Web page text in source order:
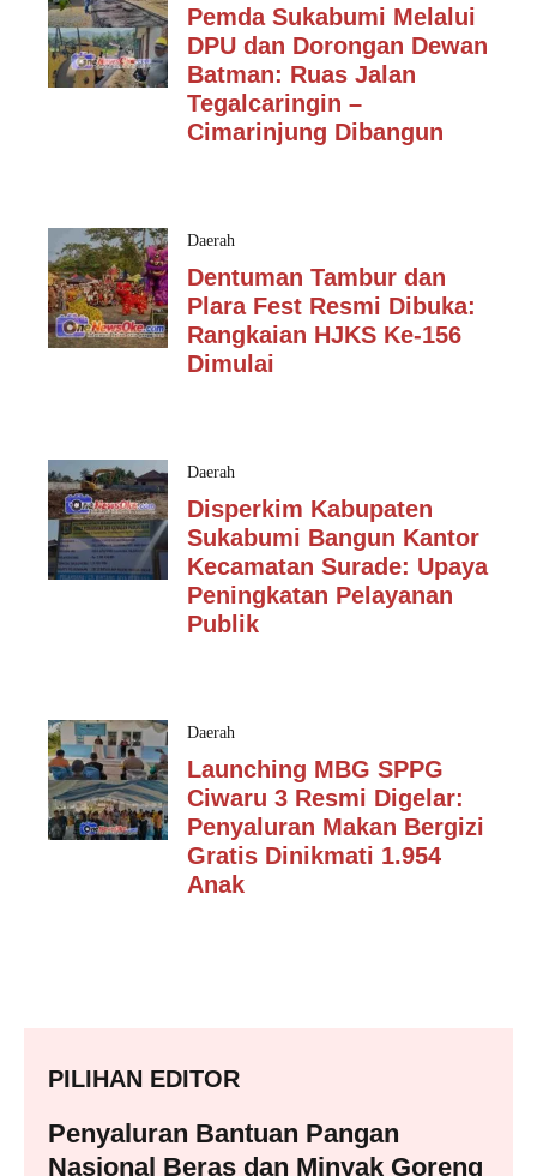
Pemda Sukabumi Melalui
DPU dan Dorongan Dewan
Batman: Ruas Jalan
Tegalcaringin –
Cimarinjung Dibangun
Daerah
Dentuman Tambur dan
Plara Fest Resmi Dibuka:
Rangkaian HJKS Ke-156
Dimulai
Daerah
Disperkim Kabupaten
Sukabumi Bangun Kantor
Kecamatan Surade: Upaya
Peningkatan Pelayanan
Publik
Daerah
Launching MBG SPPG
Ciwaru 3 Resmi Digelar:
Penyaluran Makan Bergizi
Gratis Dinikmati 1.954
Anak
PILIHAN EDITOR
Penyaluran Bantuan Pangan
Nasional Beras dan Minyak Goreng